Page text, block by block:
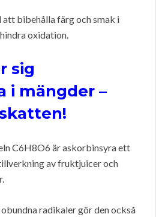
bibehålla färg och smak i
oxidation.
sig
i mängder –
C6H8O6 är askorbinsyra ett
av fruktjuicer och
radikaler gör den också